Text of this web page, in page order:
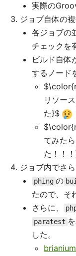
実際の
ジョブ自体の
各ジョブの
チェックを
ビルド自体
するノード
リソー
た}$
てみた
た！！
ジョブ内でさ
phing の
たので、そ
さらに、
paratest
した。